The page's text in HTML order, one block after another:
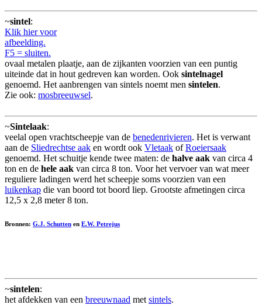
~sintel:
Klik hier voor
afbeelding.
F5 = sluiten.
ovaal metalen plaatje, aan de zijkanten voorzien van een puntig
uiteinde dat in hout gedreven kan worden. Ook sintelnagel
genoemd. Het aanbrengen van sintels noemt men sintelen.
Zie ook: mosbreeuwsel.
~Sintelaak:
veelal open vrachtscheepje van de benedenrivieren. Het is verwant
aan de Sliedrechtse aak en wordt ook Vletaak ofRoeiersaak
genoemd. Het schuitje kende twee maten: de halve aak van circa 4
ton en de hele aak van circa 8 ton. Voor het vervoer van wat meer
reguliere ladingen werd het scheepje soms voorzien van een
luikenkap die van boord tot boord liep. Grootste afmetingen circa
12,5 x 2,8 meter 8 ton.
Bronnen: G.J. Schutten en E.W. Petrejus
~sintelen:
het afdekken van een breeuwnaad met sintels.